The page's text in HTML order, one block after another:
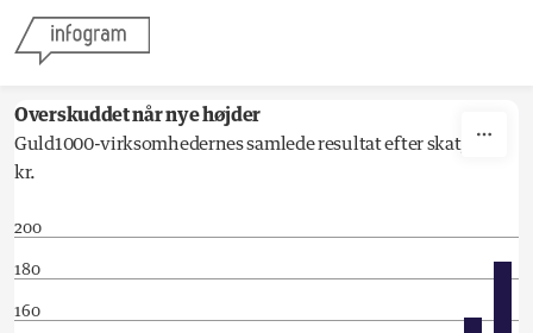
Overskuddet når nye højder
Guld1000-virksomhedernes samlede resultat efter skat, mia.
kr.
200
180
160